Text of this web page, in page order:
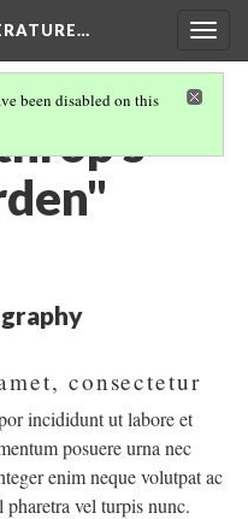
been disabled on this
consectetur
incididunt ut labore et
posuere urna nec
enim neque volutpat ac
vel turpis nunc.